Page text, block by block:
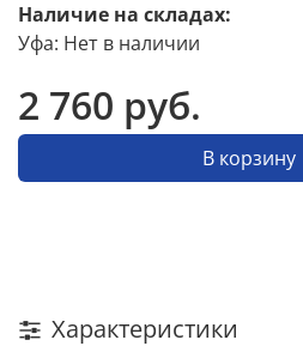
Наличие на складах:
Уфа: Нет в наличии
2 760 руб.
В корзину
Характеристики